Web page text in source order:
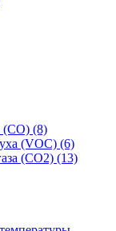
(CO) (8)
(VOC) (6)
(CO2) (13)